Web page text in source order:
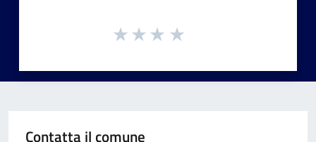
Contatta il comune